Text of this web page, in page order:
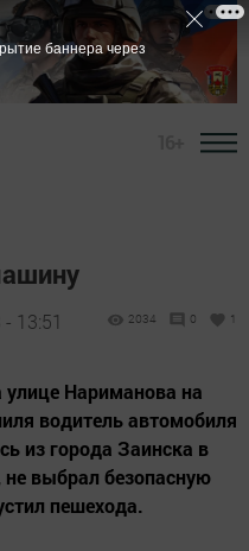
13:51 2034 0 1
улице Нариманова на
водитель автомобиля
из города Заинска в
выбрал безопасную
пешехода.
баннера через